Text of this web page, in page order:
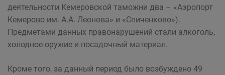
деятельности Кемеровской таможни два – «Аэропорт
Кемерово им. А.А. Леонова» и «Спиченково»).
Предметами данных правонарушений стали алкоголь,
холодное оружие и посадочный материал.
Кроме того, за данный период было возбуждено 49